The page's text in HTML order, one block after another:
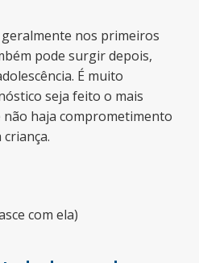
nos primeiros
pode surgir depois,
É muito
seja feito o mais
não haja comprometimento
criança.
com ela)